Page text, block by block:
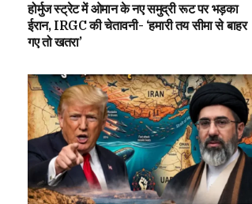
होर्मुज स्ट्रेट में ओमान के नए समुद्री रूट पर भड़का
ईरान, IRGC की चेतावनी- ‘हमारी तय सीमा से बाहर
गए तो खतरा’